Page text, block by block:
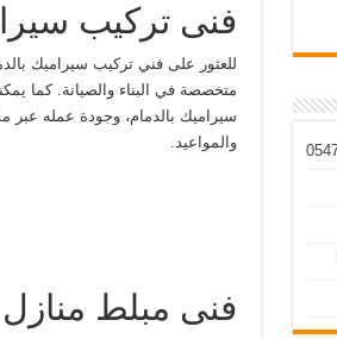
فنى تركيب
للعثور على فني تركيب سيراميك
متخصصة في البناء والصيانة. كما
سيراميك بالدمام، وجودة عمله عبر
والمواعيد.
فنى مبلط